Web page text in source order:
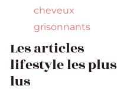
cheveux
grisonnants
Les articles
lifestyle les plus
lus